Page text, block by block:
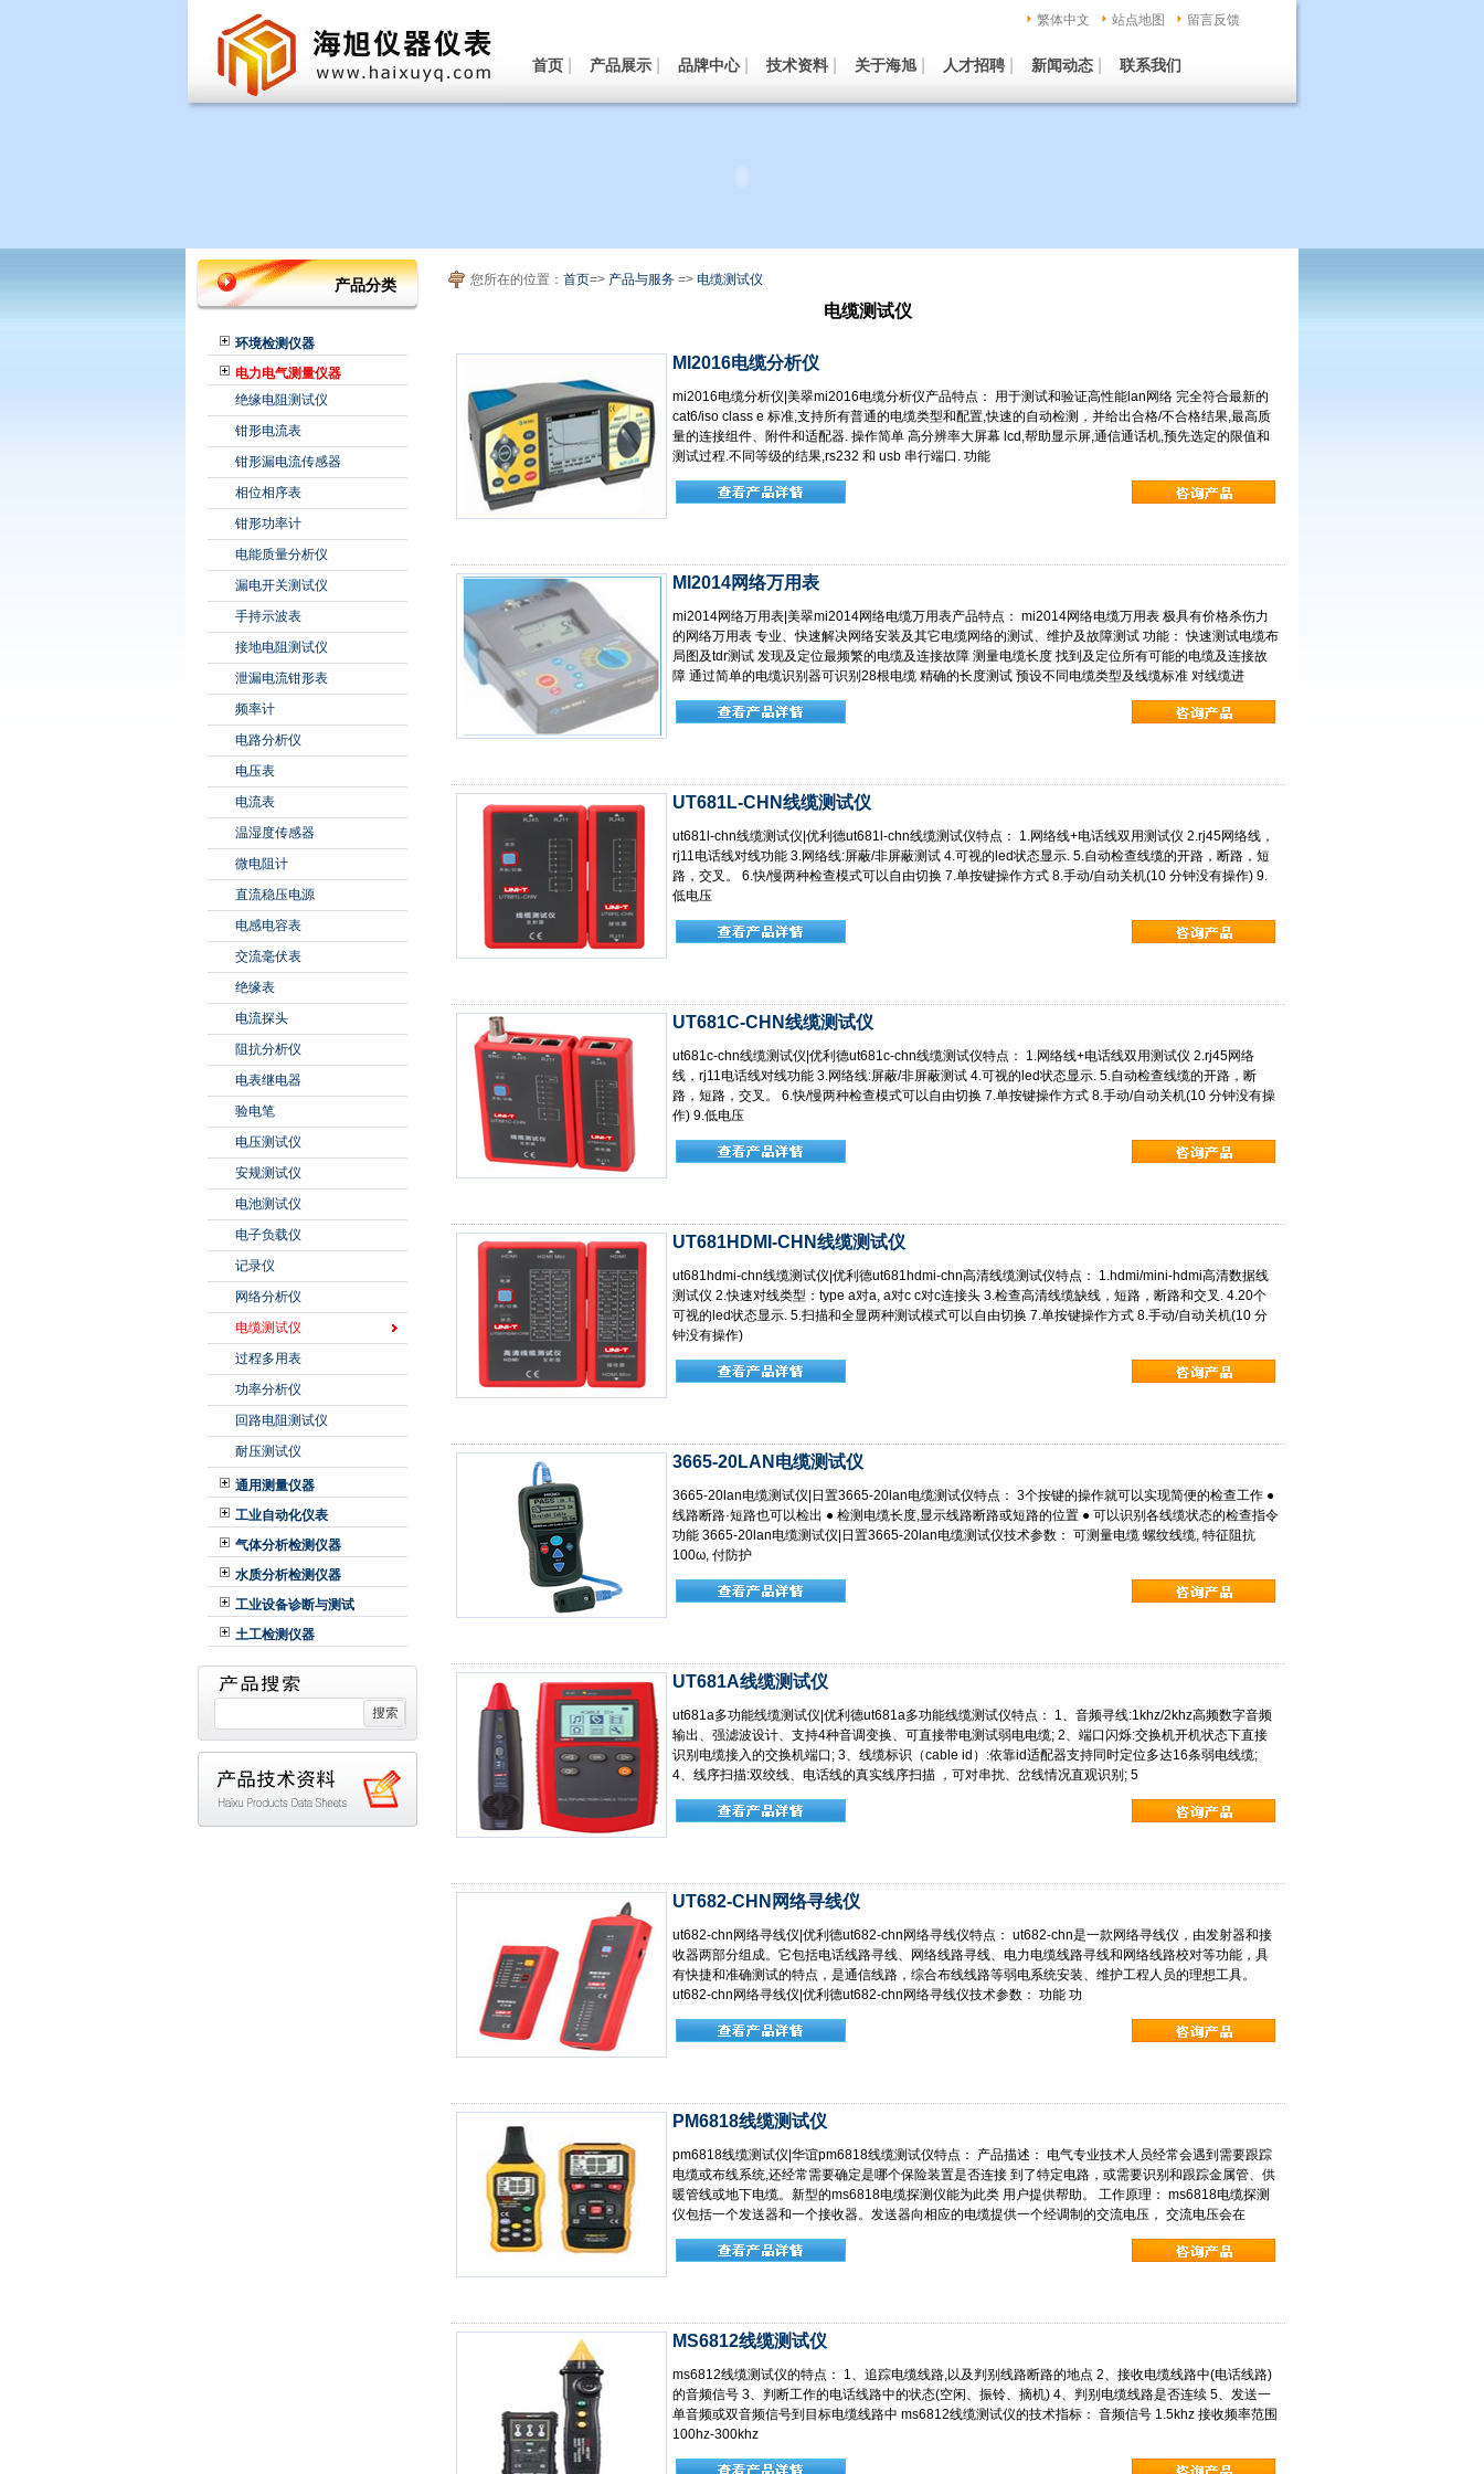
繁体中文 站点地图 留言反馈
首页 产品展示 品牌中心| 技术资料 关于海旭 人才招聘 新闻动态 联系我们
产品分类
环境检测仪器
电力电气测量仪器
绝缘电阻测试仪
钳形电流表
钳形漏电流传感器
相位相序表
钳形功率计
电能质量分析仪
漏电开关测试仪
手持示波表
接地电阻测试仪
泄漏电流钳形表
频率计
电路分析仪
电压表
电流表
温湿度传感器
微电阻计
直流稳压电源
电感电容表
交流毫伏表
绝缘表
电流探头
阻抗分析仪
电表继电器
验电笔
电压测试仪
安规测试仪
电池测试仪
电子负载仪
记录仪
网络分析仪
电缆测试仪
过程多用表
功率分析仪
回路电阻测试仪
耐压测试仪
通用测量仪器
工业自动化仪表
气体分析检测仪器
水质分析检测仪器
工业设备诊断与测试
土工检测仪器
您所在的位置： 首页=> 产品与服务 => 电缆测试仪
电缆测试仪
MI2016电缆分析仪
mi2016电缆分析仪|美翠mi2016电缆分析仪产品特点： 用于测试和验证高性能lan网络 完全符合最新的
cat6/iso class e 标准,支持所有普通的电缆类型和配置,快速的自动检测，并给出合格/不合格结果,最高质
量的连接组件、附件和适配器. 操作简单 高分辨率大屏幕 lcd,帮助显示屏,通信通话机,预先选定的限值和
测试过程.不同等级的结果,rs232 和 usb 串行端口. 功能
MI2014网络万用表
mi2014网络万用表|美翠mi2014网络电缆万用表产品特点： mi2014网络电缆万用表 极具有价格杀伤力
的网络万用表 专业、快速解决网络安装及其它电缆网络的测试、维护及故障测试 功能： 快速测试电缆布
局图及tdr测试 发现及定位最频繁的电缆及连接故障 测量电缆长度 找到及定位所有可能的电缆及连接故
障 通过简单的电缆识别器可识别28根电缆 精确的长度测试 预设不同电缆类型及线缆标准 对线缆进
UT681L-CHN线缆测试仪
ut681l-chn线缆测试仪|优利德ut681l-chn线缆测试仪特点： 1.网络线+电话线双用测试仪 2.rj45网络线，
rj11电话线对线功能 3.网络线:屏蔽/非屏蔽测试 4.可视的led状态显示. 5.自动检查线缆的开路，断路，短
路，交叉。 6.快/慢两种检查模式可以自由切换 7.单按键操作方式 8.手动/自动关机(10 分钟没有操作) 9.
低电压
UT681C-CHN线缆测试仪
ut681c-chn线缆测试仪|优利德ut681c-chn线缆测试仪特点： 1.网络线+电话线双用测试仪 2.rj45网络
线，rj11电话线对线功能 3.网络线:屏蔽/非屏蔽测试 4.可视的led状态显示. 5.自动检查线缆的开路，断
路，短路，交叉。 6.快/慢两种检查模式可以自由切换 7.单按键操作方式 8.手动/自动关机(10 分钟没有操
作) 9.低电压
UT681HDMI-CHN线缆测试仪
ut681hdmi-chn线缆测试仪|优利德ut681hdmi-chn高清线缆测试仪特点： 1.hdmi/mini-hdmi高清数据线
测试仪 2.快速对线类型：type a对a, a对c c对c连接头 3.检查高清线缆缺线，短路，断路和交叉. 4.20个
可视的led状态显示. 5.扫描和全显两种测试模式可以自由切换 7.单按键操作方式 8.手动/自动关机(10 分
钟没有操作)
3665-20LAN电缆测试仪
3665-20lan电缆测试仪|日置3665-20lan电缆测试仪特点： 3个按键的操作就可以实现简便的检查工作 ●
线路断路·短路也可以检出 ● 检测电缆长度,显示线路断路或短路的位置 ● 可以识别各线缆状态的检查指令
功能 3665-20lan电缆测试仪|日置3665-20lan电缆测试仪技术参数： 可测量电缆 螺纹线缆, 特征阻抗
100ω, 付防护
UT681A线缆测试仪
ut681a多功能线缆测试仪|优利德ut681a多功能线缆测试仪特点： 1、音频寻线:1khz/2khz高频数字音频
输出、强滤波设计、支持4种音调变换、可直接带电测试弱电电缆; 2、端口闪烁:交换机开机状态下直接
识别电缆接入的交换机端口; 3、线缆标识（cable id）:依靠id适配器支持同时定位多达16条弱电线缆;
4、线序扫描:双绞线、电话线的真实线序扫描 ，可对串扰、岔线情况直观识别; 5
UT682-CHN网络寻线仪
ut682-chn网络寻线仪|优利德ut682-chn网络寻线仪特点： ut682-chn是一款网络寻线仪，由发射器和接
收器两部分组成。它包括电话线路寻线、网络线路寻线、电力电缆线路寻线和网络线路校对等功能，具
有快捷和准确测试的特点，是通信线路，综合布线线路等弱电系统安装、维护工程人员的理想工具。
ut682-chn网络寻线仪|优利德ut682-chn网络寻线仪技术参数： 功能 功
PM6818线缆测试仪
pm6818线缆测试仪|华谊pm6818线缆测试仪特点： 产品描述： 电气专业技术人员经常会遇到需要跟踪
电缆或布线系统,还经常需要确定是哪个保险装置是否连接 到了特定电路，或需要识别和跟踪金属管、供
暖管线或地下电缆。新型的ms6818电缆探测仪能为此类 用户提供帮助。 工作原理： ms6818电缆探测
仪包括一个发送器和一个接收器。发送器向相应的电缆提供一个经调制的交流电压， 交流电压会在
MS6812线缆测试仪
ms6812线缆测试仪的特点： 1、追踪电缆线路,以及判别线路断路的地点 2、接收电缆线路中(电话线路)
的音频信号 3、判断工作的电话线路中的状态(空闲、振铃、摘机) 4、判别电缆线路是否连续 5、发送一
单音频或双音频信号到目标电缆线路中 ms6812线缆测试仪的技术指标： 音频信号 1.5khz 接收频率范围
100hz-300khz